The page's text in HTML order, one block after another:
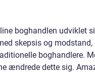
boghandlen udviklet
skepsis og
boghandlere.
ændrede dette sig.